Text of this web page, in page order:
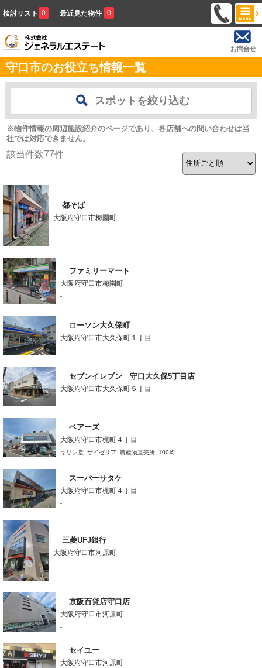
検討リスト 0 最近見た物件 0
お問合せ
守口市のお役立ち情報一覧
スポットを絞り込む
※物件情報の周辺施設紹介のページであり、各店舗への問い合わせは当
社では対応できません。
該当件数77件
都そば
大阪府守口市梅園町
-
ファミリーマート
大阪府守口市梅園町
-
ローソン大久保町
大阪府守口市大久保町１丁目
-
セブンイレブン 守口大久保5丁目店
大阪府守口市大久保町５丁目
-
ベアーズ
大阪府守口市梶町４丁目
キリン堂 サイゼリア 農産物直売所 100均...
スーパーサタケ
大阪府守口市梶町４丁目
-
三菱UFJ銀行
大阪府守口市河原町
-
京阪百貨店守口店
大阪府守口市河原町
-
セイユー
大阪府守口市河原町